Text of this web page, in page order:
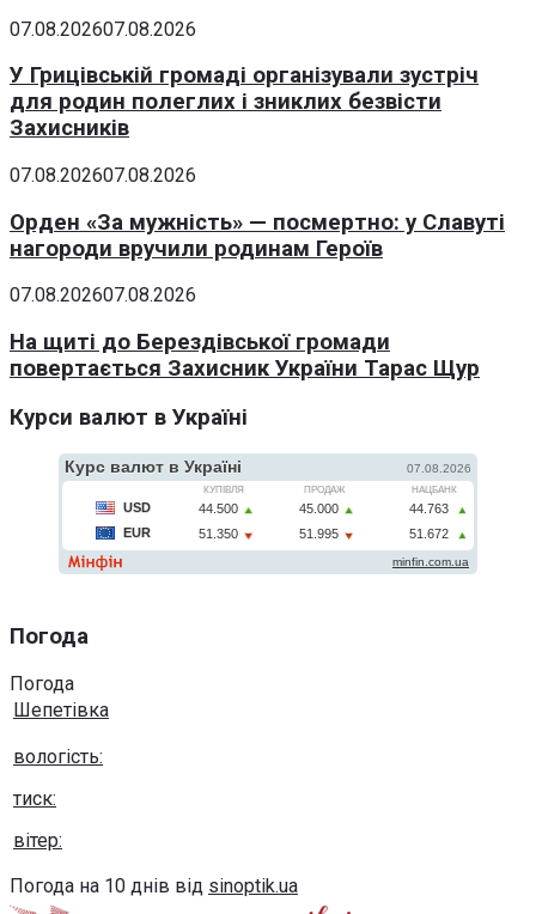
07.08.202607.08.2026
У Грицівській громаді організували зустріч
для родин полеглих і зниклих безвісти
Захисників
07.08.202607.08.2026
Орден «За мужність» — посмертно: у Славуті
нагороди вручили родинам Героїв
07.08.202607.08.2026
На щиті до Берездівської громади
повертається Захисник України Тарас Щур
Курси валют в Україні
Погода
Погода
Шепетівка
вологість:
тиск:
вітер:
Погода на 10 днів від sinoptik.ua